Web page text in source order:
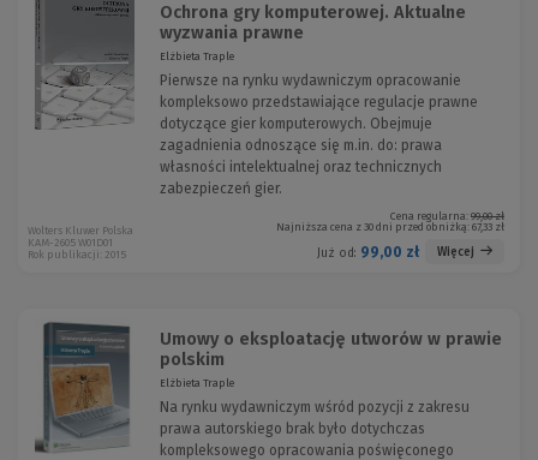
Ochrona gry komputerowej. Aktualne
wyzwania prawne
Elżbieta Traple
Pierwsze na rynku wydawniczym opracowanie
kompleksowo przedstawiające regulacje prawne
dotyczące gier komputerowych. Obejmuje
zagadnienia odnoszące się m.in. do: prawa
własności intelektualnej oraz technicznych
zabezpieczeń gier.
Cena regularna: 99,00 zł
Najniższa cena z 30 dni przed obniżką: 67,33 zł
Już od: 99,00 zł Więcej
Wolters Kluwer Polska
KAM-2605 W01D01
Rok publikacji: 2015
Umowy o eksploatację utworów w prawie
polskim
Elżbieta Traple
Na rynku wydawniczym wśród pozycji z zakresu
prawa autorskiego brak było dotychczas
kompleksowego opracowania poświęconego